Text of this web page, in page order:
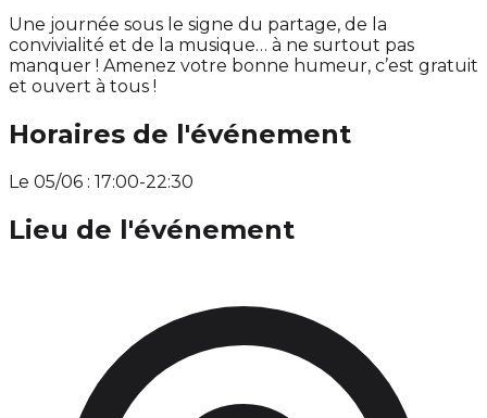
Une journée sous le signe du partage, de la
convivialité et de la musique… à ne surtout pas
manquer ! Amenez votre bonne humeur, c’est gratuit
et ouvert à tous !
Horaires de l'événement
Le 05/06 : 17:00-22:30
Lieu de l'événement